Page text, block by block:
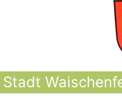
Stadt